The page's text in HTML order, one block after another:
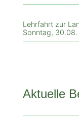
Lehrfahrt zur
Sonntag,
Aktuelle